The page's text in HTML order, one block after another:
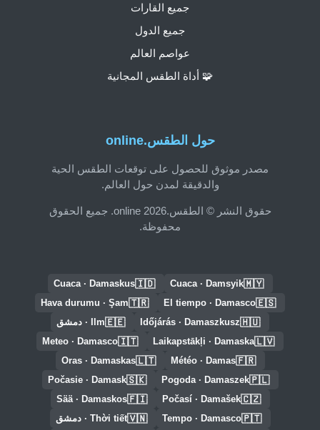
حول الطقس.online
مصدر موثوق للحصول على توقعات الطقس الحية
والدقيقة لمدن حول العالم.
حقوق النشر © الطقس.online 2026. جميع الحقوق
محفوظة.
جميع القارات
جميع الدول
عواصم العالم
🧩 أداة الطقس المجانية
🇲🇾
Cuaca · Damsyik
🇮🇩
Cuaca · Damaskus
🇪🇸
El tiempo · Damasco
🇹🇷
Hava durumu · Şam
🇭🇺
Időjárás · Damaszkusz
🇪🇪Ilm · دمشق
🇱🇻
Laikapstākļi · Damaska
🇮🇹
Meteo · Damasco
🇫🇷
Météo · Damas
🇱🇹
Oras · Damaskas
🇵🇱
Pogoda · Damaszek
🇸🇰
Počasie · Damask
🇨🇿
Počasí · Damašek
🇫🇮
Sää · Damaskos
🇵🇹
Tempo · Damasco
🇻🇳Thời tiết · دمشق